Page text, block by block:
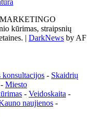
kūrimas, straipsnių
| DarkNews by AF
konsultacijos - Skaidrių
- Miesto
- Veidoskaita -
naujienos -